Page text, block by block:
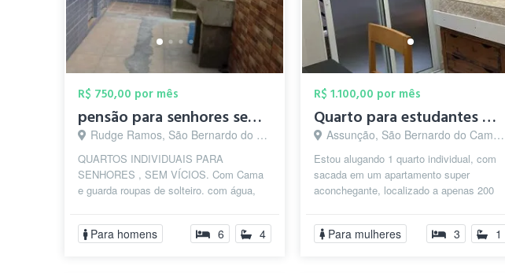
R$ 750,00 por mês
pensão para senhores sem VÍCIOS
Rudge Ramos, São Bernardo do Campo - SP
QUARTOS INDIVIDUAIS PARA
SENHORES , SEM VÍCIOS. Com Cama
e guarda roupas de solteiro. com água,
próximo de feira...
Para homens 6 4
R$ 1.100,00 por mês
Quarto para estudantes mulheres
Assunção, São Bernardo do Campo - SP
Estou alugando 1 quarto individual, com
sacada em um apartamento super
aconchegante, localizado a apenas 200
t...
Para mulheres 3 1